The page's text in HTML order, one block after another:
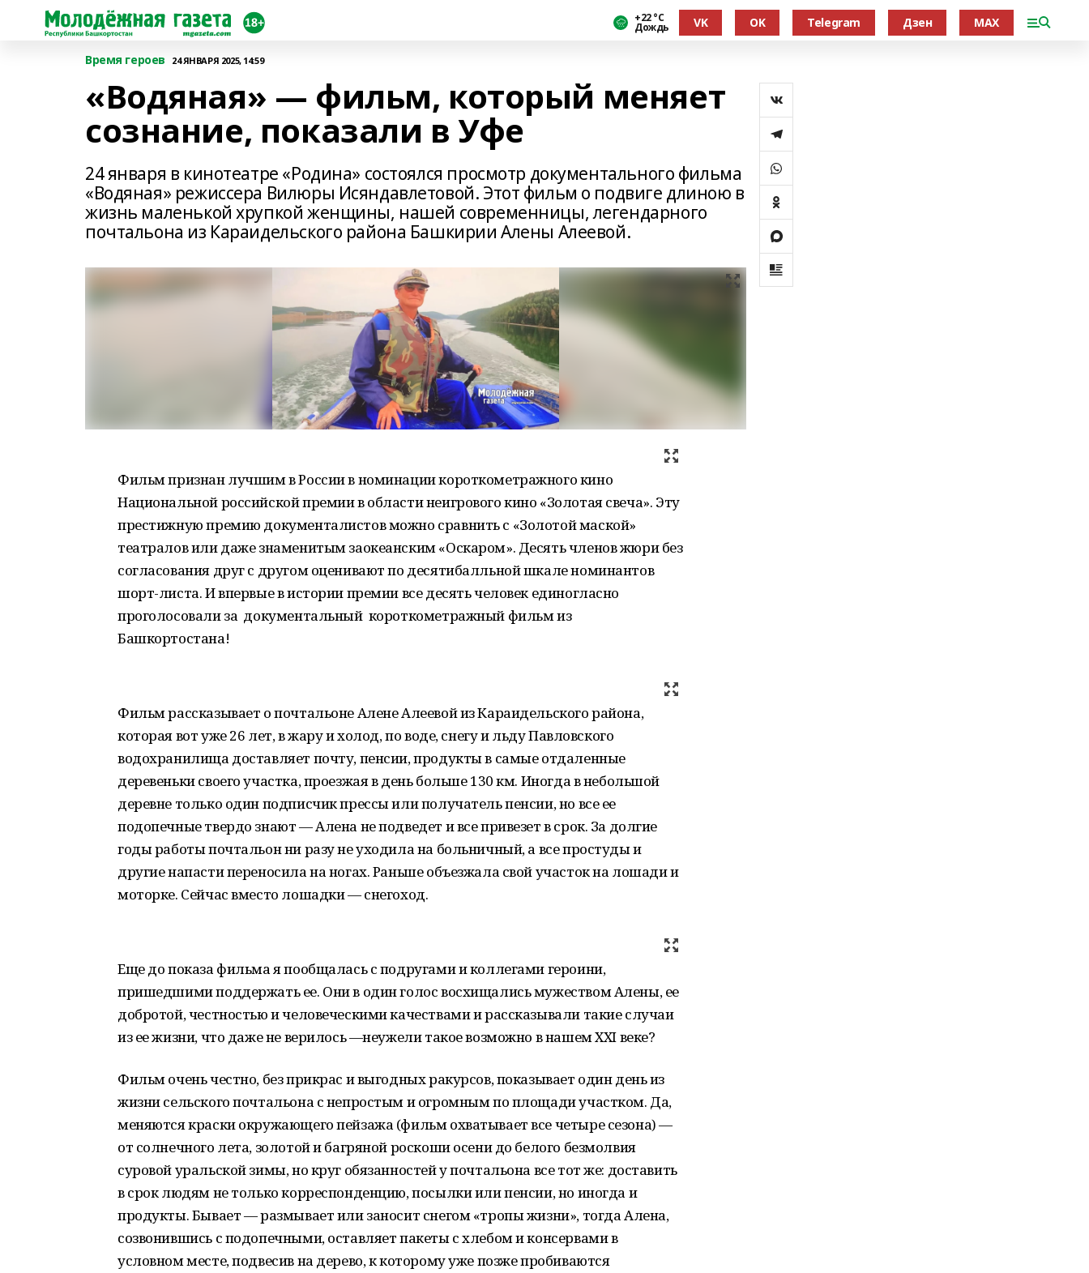
+22 °С
Дождь VK OK Telegram Дзен MAX
Время героев 24 ЯНВАРЯ 2025, 14:59
«Водяная» — фильм, который меняет
сознание, показали в Уфе
24 января в кинотеатре «Родина» состоялся просмотр документального фильма
«Водяная» режиссера Вилюры Исяндавлетовой. Этот фильм о подвиге длиною в
жизнь маленькой хрупкой женщины, нашей современницы, легендарного
почтальона из Караидельского района Башкирии Алены Алеевой.
Фильм признан лучшим в России в номинации короткометражного кино
Национальной российской премии в области неигрового кино «Золотая свеча». Эту
престижную премию документалистов можно сравнить с «Золотой маской»
театралов или даже знаменитым заокеанским «Оскаром». Десять членов жюри без
согласования друг с другом оценивают по десятибалльной шкале номинантов
шорт-листа. И впервые в истории премии все десять человек единогласно
проголосовали за документальный короткометражный фильм из
Башкортостана!
Фильм рассказывает о почтальоне Алене Алеевой из Караидельского района,
которая вот уже 26 лет, в жару и холод, по воде, снегу и льду Павловского
водохранилища доставляет почту, пенсии, продукты в самые отдаленные
деревеньки своего участка, проезжая в день больше 130 км. Иногда в небольшой
деревне только один подписчик прессы или получатель пенсии, но все ее
подопечные твердо знают — Алена не подведет и все привезет в срок. За долгие
годы работы почтальон ни разу не уходила на больничный, а все простуды и
другие напасти переносила на ногах. Раньше объезжала свой участок на лошади и
моторке. Сейчас вместо лошадки — снегоход.
Еще до показа фильма я пообщалась с подругами и коллегами героини,
пришедшими поддержать ее. Они в один голос восхищались мужеством Алены, ее
добротой, честностью и человеческими качествами и рассказывали такие случаи
из ее жизни, что даже не верилось —неужели такое возможно в нашем XXI веке?
Фильм очень честно, без прикрас и выгодных ракурсов, показывает один день из
жизни сельского почтальона с непростым и огромным по площади участком. Да,
меняются краски окружающего пейзажа (фильм охватывает все четыре сезона) —
от солнечного лета, золотой и багряной роскоши осени до белого безмолвия
суровой уральской зимы, но круг обязанностей у почтальона все тот же: доставить
в срок людям не только корреспонденцию, посылки или пенсии, но иногда и
продукты. Бывает — размывает или заносит снегом «тропы жизни», тогда Алена,
созвонившись с подопечными, оставляет пакеты с хлебом и консервами в
условном месте, подвесив на дерево, к которому уже позже пробиваются